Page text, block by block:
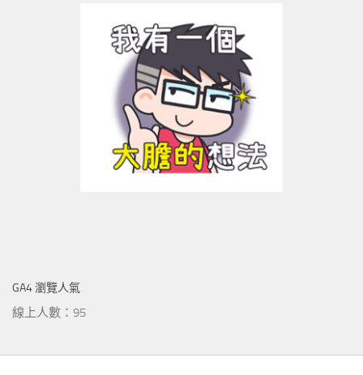
GA4 瀏覽人氣
線上人數：95